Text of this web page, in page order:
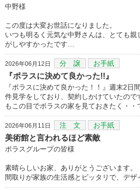
中野様
この度は大変お世話になりました。
いつも明るく元気な中野さんは、とても親
がしやすかったです…
2026年06月12日 分 譲 お手紙
『ポラスに決めて良かった!!』
『ポラスに決めて良かった！！』週末2日
件見学をしており、契約しかけていたので
もこの目でポラスの家を見ておきたく・・
2026年06月11日 注 文 お手紙
美術館と言われるほど素敵
ポラスグループの皆様
素晴らしいお家、ありがとうございます。
間取りが家族の生活感とピッタリで、デザ